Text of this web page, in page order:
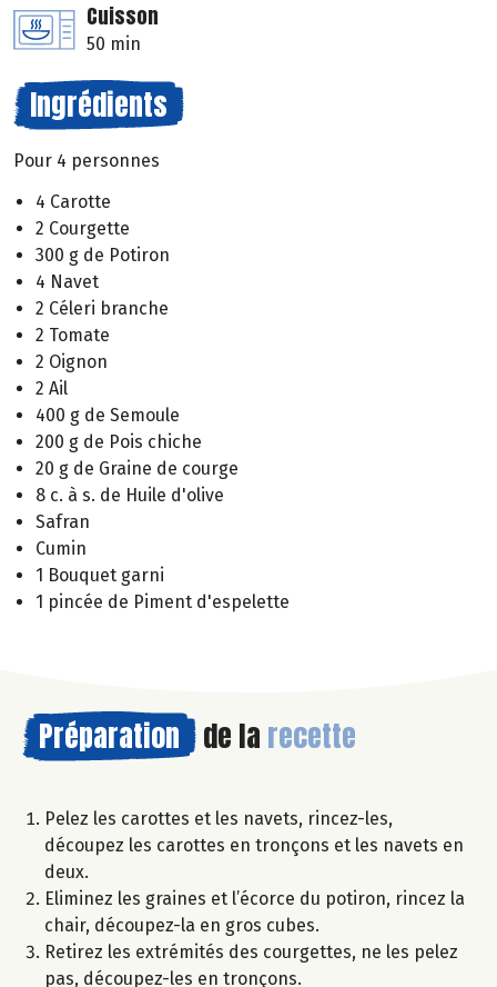
Cuisson
50 min
Ingrédients
Pour 4 personnes
4 Carotte
2 Courgette
300 g de Potiron
4 Navet
2 Céleri branche
2 Tomate
2 Oignon
2 Ail
400 g de Semoule
200 g de Pois chiche
20 g de Graine de courge
8 c. à s. de Huile d'olive
Safran
Cumin
1 Bouquet garni
1 pincée de Piment d'espelette
Préparation de la recette
Pelez les carottes et les navets, rincez-les,
découpez les carottes en tronçons et les navets en
deux.
Eliminez les graines et l’écorce du potiron, rincez la
chair, découpez-la en gros cubes.
Retirez les extrémités des courgettes, ne les pelez
pas, découpez-les en tronçons.